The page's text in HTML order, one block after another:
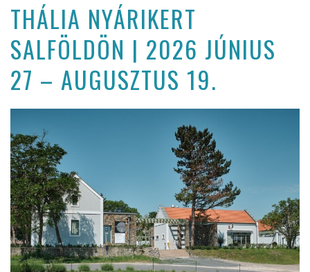
THÁLIA NYÁRIKERT
SALFÖLDÖN | 2026 JÚNIUS
27 – AUGUSZTUS 19.